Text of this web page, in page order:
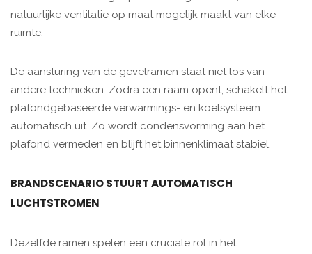
natuurlijke ventilatie op maat mogelijk maakt van elke
ruimte.
De aansturing van de gevelramen staat niet los van
andere technieken. Zodra een raam opent, schakelt het
plafondgebaseerde verwarmings- en koelsysteem
automatisch uit. Zo wordt condensvorming aan het
plafond vermeden en blijft het binnenklimaat stabiel.
BRANDSCENARIO STUURT AUTOMATISCH
LUCHTSTROMEN
Dezelfde ramen spelen een cruciale rol in het